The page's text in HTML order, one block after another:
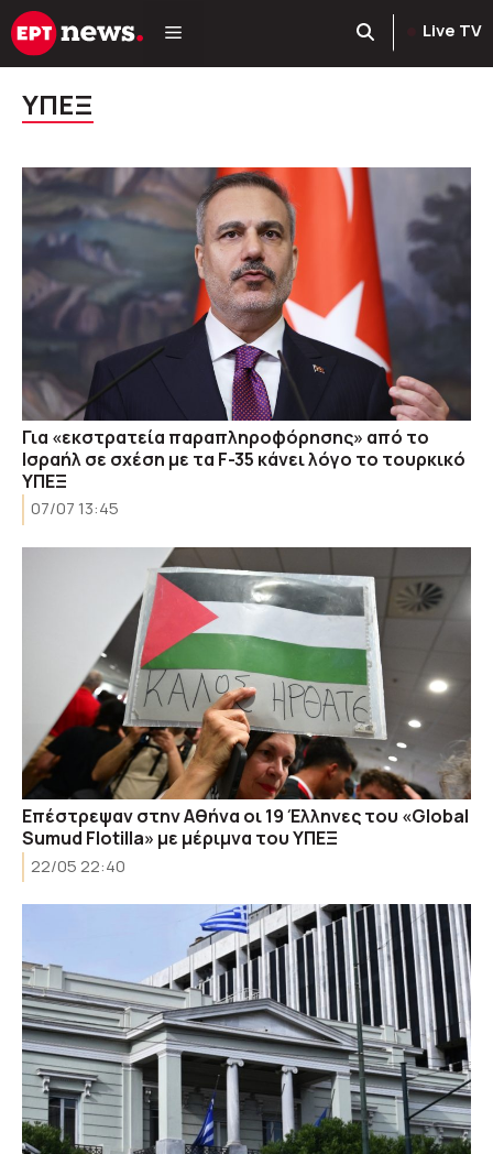
Μετάβαση
σε
Live TV
ΥΠΕΞ
Για «εκστρατεία παραπληροφόρησης» από το
Ισραήλ σε σχέση με τα F-35 κάνει λόγο το τουρκικό
ΥΠΕΞ
07/07 13:45
Επέστρεψαν στην Αθήνα οι 19 Έλληνες του «Global
Sumud Flotilla» με μέριμνα του ΥΠΕΞ
22/05 22:40